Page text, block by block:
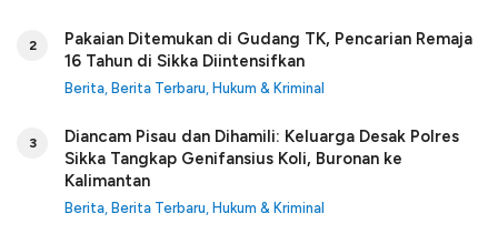
2
Pakaian Ditemukan di Gudang TK, Pencarian Remaja
16 Tahun di Sikka Diintensifkan
Berita Berita Terbaru Hukum & Kriminal
3
Diancam Pisau dan Dihamili: Keluarga Desak Polres
Sikka Tangkap Genifansius Koli, Buronan ke
Kalimantan
Berita Berita Terbaru Hukum & Kriminal